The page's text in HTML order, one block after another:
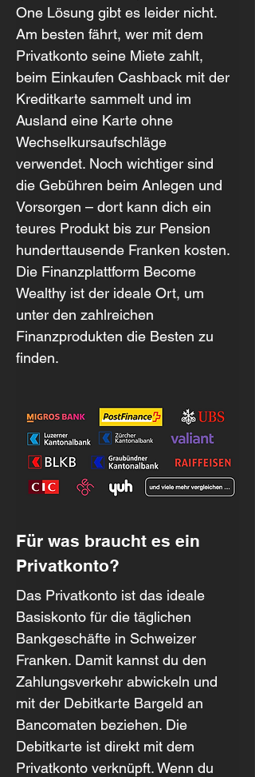
One Lösung gibt es leider nicht.
Am besten fährt, wer mit dem
Privatkonto seine Miete zahlt,
beim Einkaufen Cashback mit der
Kreditkarte sammelt und im
Ausland eine Karte ohne
Wechselkursaufschläge
verwendet. Noch wichtiger sind
die Gebühren beim Anlegen und
Vorsorgen – dort kann dich ein
teures Produkt bis zur Pension
hunderttausende Franken kosten.
Die Finanzplattform Become
Wealthy ist der ideale Ort, um
unter den zahlreichen
Finanzprodukten die Besten zu
finden.
Für was braucht es ein
Privatkonto?
Das Privatkonto ist das ideale
Basiskonto für die täglichen
Bankgeschäfte in Schweizer
Franken. Damit kannst du den
Zahlungsverkehr abwickeln und
mit der Debitkarte Bargeld an
Bancomaten beziehen. Die
Debitkarte ist direkt mit dem
Privatkonto verknüpft. Wenn du